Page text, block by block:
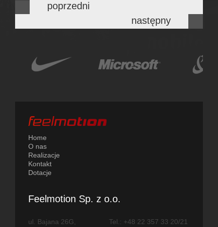
poprzedni
następny
Home
O nas
Realizacje
Kontakt
Dotacje
Feelmotion Sp. z o.o.
ul. Bajana 26G, Tel.: +48 22 357 33 20/21